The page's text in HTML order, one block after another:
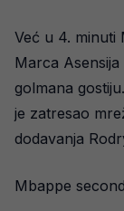
Već u 4. minuti
Marca
golmana
je zatresao
dodavanja
Mbappe